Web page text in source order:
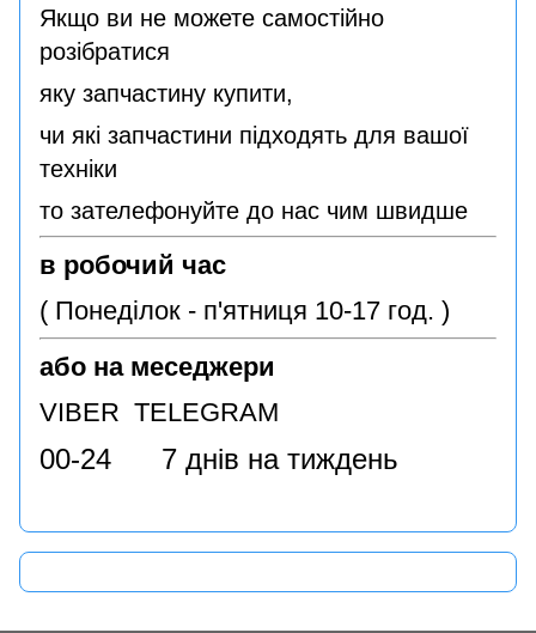
Якщо ви не можете самостійно
розібратися
яку запчастину купити,
чи які запчастини підходять для вашої
техніки
то зателефонуйте до нас чим швидше
в робочий час
( Понеділок - п'ятниця 10-17 год. )
або на меседжери
VIBER TELEGRAM
00-24 7 днів на тиждень